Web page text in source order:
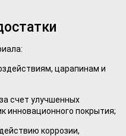
царапинам и
счет улучшенных
инновационного покрытия;
коррозии,